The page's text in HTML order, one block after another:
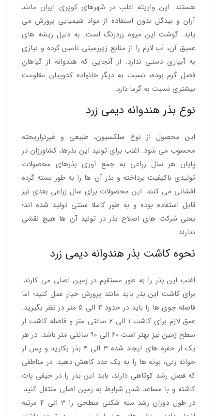
هستند. این واریته اغلب در شهرهای کویری ایران مانند
آران و بیدگل بدون استفاده از مواد شیمیایی پرورش می
یابد. گوشت این میوه زردرنگ است. به دلیل ریشه های
عمیق آن، آب لازم را از منابع زیرزمینی تامین کرده و نیازی
به آبیاری دستی ندارد. از آنجایی که هندوانه از گیاهان
فصل گرم بوده، نسبت به دیگر خانواده کدوییان مقاومت
بیشتری نسبت به گرما دارد.
نوع بذر هندوانه دیمی زرد
این محصول از نوع سلکسیون، طبیعی و غیرتراریخته
محسوب می شود. اغلب برای تولید این بذرها، کشاورزان در
پایان هر سال زراعی به جمع آوری بذرهای محصولات
تولیدی باکیفیت پرداخته و بذر آن ها را به طور بسته گرده
افشانی می کنند. این محصولات برای سال زراعی بعدی نیز
قابل استفاده بوده و به طور کاملا سنتی تولید شده اند؛
یعنی شرکت های اصلاح بذر در تولید آن ها هیچ نقشی
ندارند.
نحوه کاشت بذر هندوانه دیمی زرد
اغلب این بذر را به طور مستقیم در زمین اصلی می کارند.
برای کاشت این بذر باید مانند پرورش خیار عمل کنید؛ اما
فاصله جوی ها را باید در حدود 4 الی 5 متر در نظر بگیرید.
عمق لازم برای کاشت 1 الی 2 سانتی متر و فاصله کاشت از
سطح زمین نیز بهتر است 60 الی 90 سانتی متر باشد. در هر
یک از حفره های ایجاد شده 3 الی 4 بذر بکارید و پس از
جوانه زنی، بوته ها را به یک عدد کاهش دهید. در مناطقی
که فصل رشد کوتاهی دارند، باید این بذر را در جیفی پات
کاشته و با مساعد شدن شرایط به زمین اصلی منتقل کنید.
در طول دوران رشد سله شکنی سطحی را 3 الی 4 مرتبه